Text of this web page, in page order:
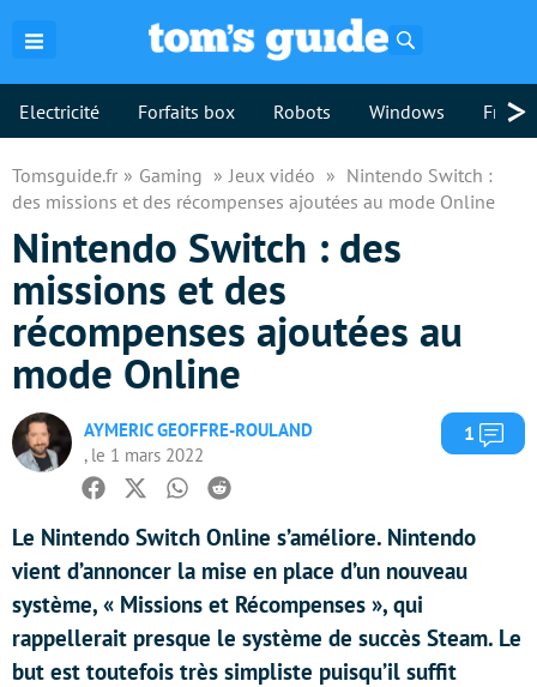
Electricité Forfaits box Robots Windows >
Tomsguide.fr Gaming Jeux vidéo
Nintendo Switch :
des missions et des récompenses ajoutées au mode Online
Nintendo Switch : des
missions et des
récompenses ajoutées au
mode Online
AYMERIC GEOFFRE-ROULAND
, le 1 mars 2022
1
Facebook
TwitterWhatsapp
Reddit
Le Nintendo Switch Online s’améliore. Nintendo
vient d’annoncer la mise en place d’un nouveau
système, « Missions et Récompenses », qui
rappellerait presque le système de succès Steam. Le
but est toutefois très simpliste puisqu’il suffit